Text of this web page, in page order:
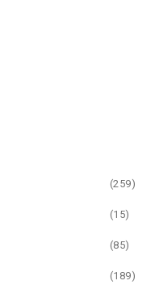
(259)
(15)
(85)
(189)